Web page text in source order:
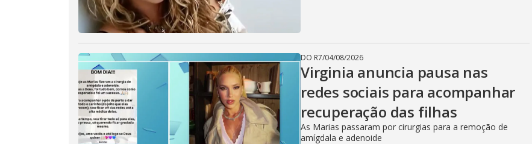
DO R7/04/08/2026
Virginia anuncia pausa nas
redes sociais para acompanhar
recuperação das filhas
As Marias passaram por cirurgias para a remoção de
amígdala e adenoide